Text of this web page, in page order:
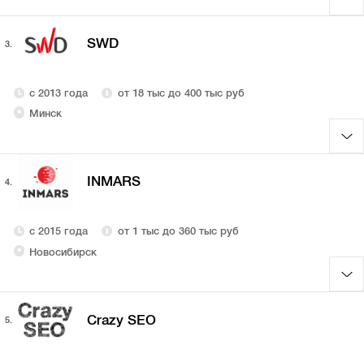
3. SWD
с 2013 года
от 18 тыс до 400 тыс руб
Минск
4. INMARS
с 2015 года
от 1 тыс до 360 тыс руб
Новосибирск
5. Crazy SEO